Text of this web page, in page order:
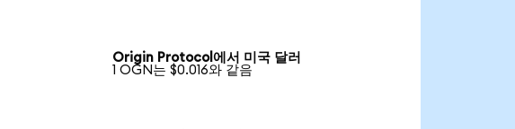
Origin Protocol에서 미국 달러
1 OGN는 $0.016와 같음